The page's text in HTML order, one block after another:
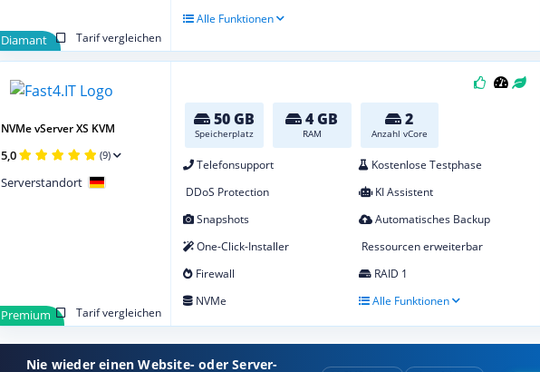
Alle Funktionen
Diamant
Tarif vergleichen
50 GB
Speicherplatz
4 GB
RAM
2
Anzahl vCore
Telefonsupport
Kostenlose Testphase
DDoS Protection
KI Assistent
Snapshots
Automatisches Backup
One-Click-Installer
Ressourcen erweiterbar
Firewall
RAID 1
NVMe
Alle Funktionen
Premium
Tarif vergleichen
NVMe vServer XS KVM
5,0 (9)
Serverstandort
Nie wieder einen Website- oder Server-